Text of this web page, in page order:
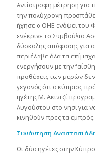
Αντίστροφη μέτρηση για
την πολύχρονη
ήχησε ο ΟΗΕ ενόψει του
ενέκρινε το Συμβούλιο
δύσκολης απόφασης για
περιέλαβε όλα τα
ενεργήσουν με την
προθέσεις των μερών
γεγονός ότι ο κύπριος
ηγέτης Μ. Ακιντζί
Αυγούστου στο νησί για
κινηθούν προς τα εμπρός.
Συνάντηση Αναστασιάδη
Οι δύο ηγέτες στην